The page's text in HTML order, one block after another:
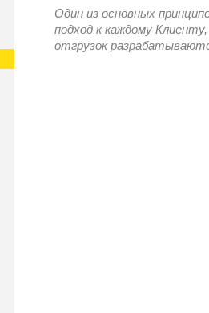
Один из основных
подход к каждому
отгрузок